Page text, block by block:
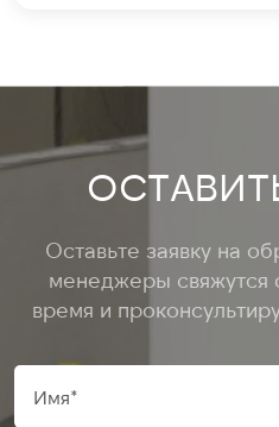
Оставьте заявку на
менеджеры свяжутся
время и